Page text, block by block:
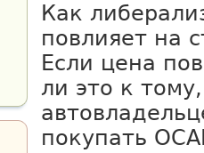
Как
повлияет на
Если цена
ли это к
покупать